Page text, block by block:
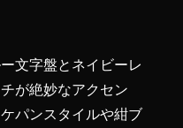
文字盤とネイビーレ
が絶妙なアクセン
パンスタイルや紺ブ